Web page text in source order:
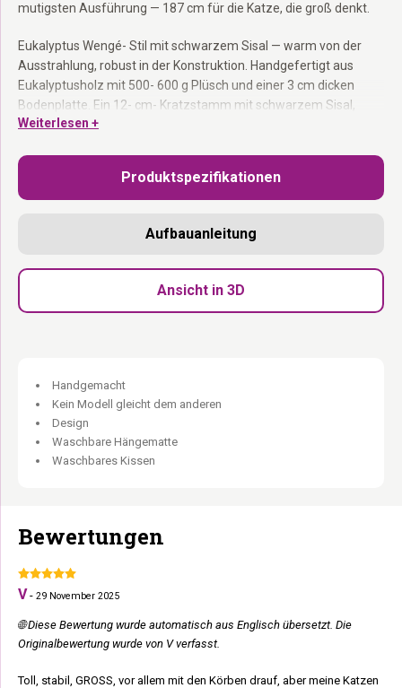
mutigsten Ausführung — 187 cm für die Katze, die groß denkt.
Eukalyptus Wengé- Stil mit schwarzem Sisal — warm von der
Ausstrahlung, robust in der Konstruktion. Handgefertigt aus
Eukalyptusholz mit 500- 600 g Plüsch und einer 3 cm dicken
Bodenplatte. Ein 12- cm- Kratzstamm mit schwarzem Sisal,
befestigt mit Klettverschluss. Extragroße Loungesofa mit
Niederlanden entworfen.
Kratzstamm 12 cm schwarzem Sisal:Befestigt mit
Extragroße Loungesofa:Mit waschbarem Kissen.
Katzen.
Unsere Holzmöbel werden (teilweise) in Handarbeit aus natürlichen
Materialien hergestellt. Daher kann jedes Produkt einzigartige
Merkmale aufweisen — leichte Abweichungen in Farbe, Maserung
und Struktur. Diese natürlichen Unterschiede machen jedes
Weiterlesen +
Produktspezifikationen
Aufbauanleitung
Ansicht in 3D
Handgemacht
Kein Modell gleicht dem anderen
Design
Waschbare Hängematte
Waschbares Kissen
Bewertungen
V - 29 November 2025
🌐 Diese Bewertung wurde automatisch aus Englisch übersetzt. Die
Originalbewertung wurde von V verfasst.
Toll, stabil, GROSS, vor allem mit den Körben drauf, aber meine Katzen